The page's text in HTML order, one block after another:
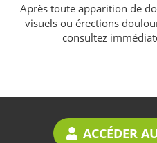
Après toute apparition de
visuels ou érections
consultez
ACCÉDER